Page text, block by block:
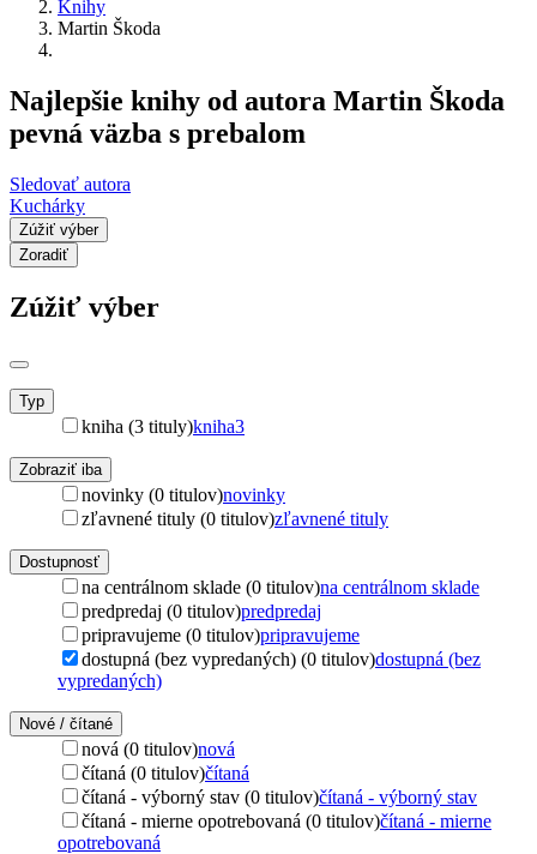
Knihy
Martin Škoda
Najlepšie knihy od autora Martin Škoda
pevná väzba s prebalom
Sledovať autora
Kuchárky
Zúžiť výber
Zoradiť
Zúžiť výber
Typ
kniha (3 tituly)kniha3
Zobraziť iba
novinky (0 titulov)novinky
zľavnené tituly (0 titulov)zľavnené tituly
Dostupnosť
na centrálnom sklade (0 titulov)na centrálnom sklade
predpredaj (0 titulov)predpredaj
pripravujeme (0 titulov)pripravujeme
dostupná (bez vypredaných) (0 titulov)dostupná (bez
vypredaných)
Nové / čítané
nová (0 titulov)nová
čítaná (0 titulov)čítaná
čítaná - výborný stav (0 titulov)čítaná - výborný stav
čítaná - mierne opotrebovaná (0 titulov)čítaná - mierne
opotrebovaná